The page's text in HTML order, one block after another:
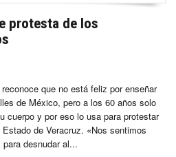
protesta de los
que no está feliz por enseñar
de México, pero a los 60 años solo
cuerpo y por eso lo usa para protestar
de Veracruz. «Nos sentimos
desnudar al...